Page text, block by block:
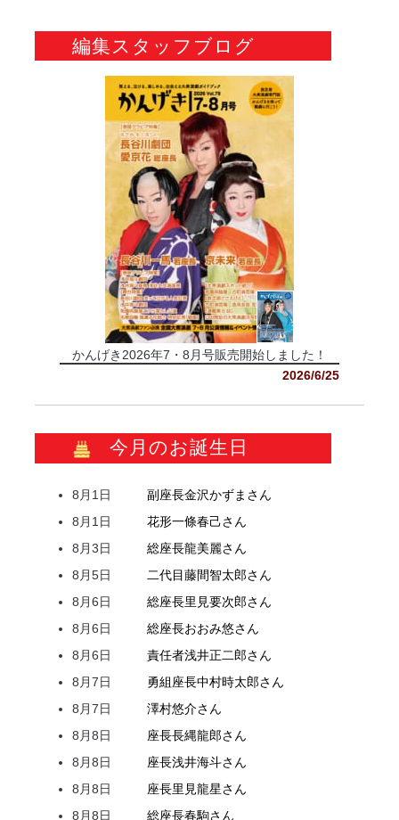
編集スタッフブログ
かんげき2026年7・8月号販売開始しました！
2026/6/25
今月のお誕生日
8月1日 副座長金沢かずま さん
8月1日
花形一條春己さん
8月3日
総座長龍美麗さん
8月5日
二代目藤間智太郎さん
8月6日
総座長里見要次郎さん
8月6日
総座長おおみ悠さん
8月6日
責任者浅井正二郎さん
8月7日
勇組座長中村時太郎さん
8月7日
澤村悠介さん
8月8日
座長長縄龍郎さん
8月8日
座長浅井海斗さん
8月8日
座長里見龍星さん
8月8日
総座長春駒さん